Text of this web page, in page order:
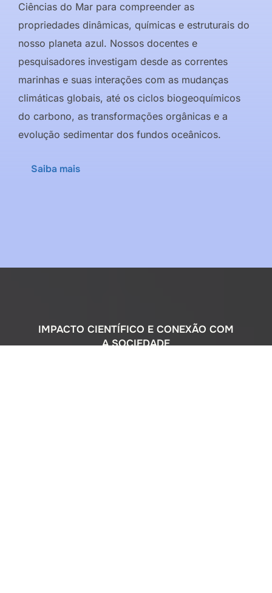
Ciências do Mar para compreender as
propriedades dinâmicas, químicas e estruturais do
nosso planeta azul. Nossos docentes e
pesquisadores investigam desde as correntes
marinhas e suas interações com as mudanças
climáticas globais, até os ciclos biogeoquímicos
do carbono, as transformações orgânicas e a
evolução sedimentar dos fundos oceânicos.
Saiba mais
IMPACTO CIENTÍFICO E CONEXÃO COM
A SOCIEDADE